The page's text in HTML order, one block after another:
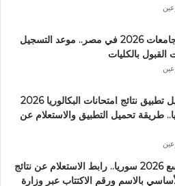
تنسيق الجامعات 2026 في مصر.. موعد التسجيل
بالكليات
رابط تنزيل تطبيق نتائج امتحانات البكالوريا 2026
طريقة تحميل التطبيق والاستعلام عن
نتائج التاسع 2026 سوريا.. رابط الاستعلام عن نتائج
بالاسم ورقم الاكتتاب عبر وزارة